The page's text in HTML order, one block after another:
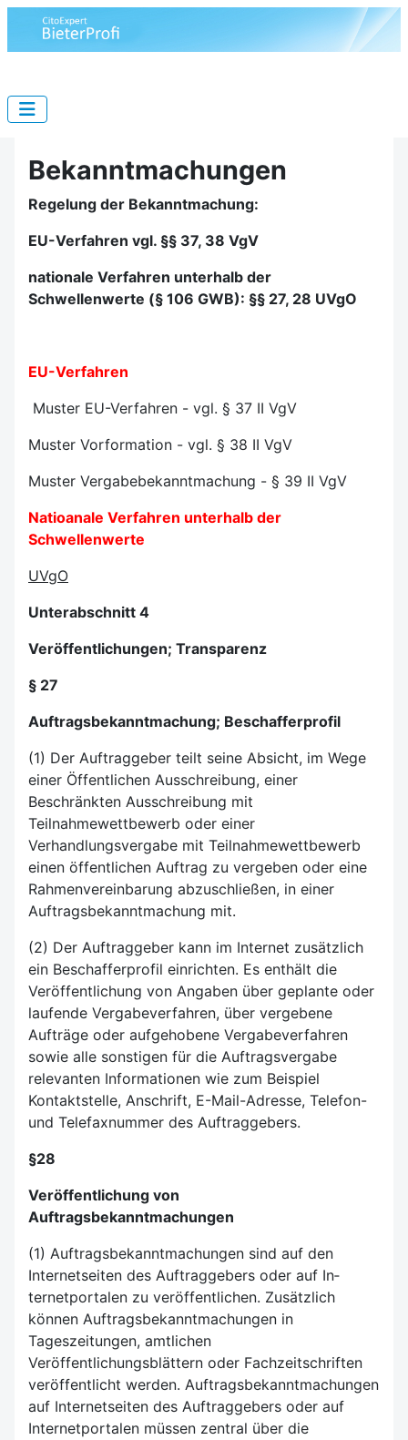
Bekanntmachungen
Regelung der Bekanntmachung:
EU-Verfahren vgl. §§ 37, 38 VgV
nationale Verfahren unterhalb der
Schwellenwerte (§ 106 GWB): §§ 27, 28 UVgO
EU-Verfahren
Muster EU-Verfahren - vgl. § 37 II VgV
Muster Vorformation - vgl. § 38 II VgV
Muster Vergabebekanntmachung - § 39 II VgV
Natioanale Verfahren unterhalb der
Schwellenwerte
UVgO
Unterabschnitt 4
Veröffentlichungen; Transparenz
§ 27
Auftragsbekanntmachung; Beschafferprofil
(1) Der Auftraggeber teilt seine Absicht, im Wege
einer Öffentlichen Ausschreibung, einer
Beschränkten Ausschreibung mit
Teilnahmewettbewerb oder einer
Verhandlungsvergabe mit Teilnahmewettbewerb
einen öffentlichen Auftrag zu vergeben oder eine
Rahmenvereinbarung abzuschließen, in einer
Auftragsbekanntmachung mit.
(2) Der Auftraggeber kann im Internet zusätzlich
ein Beschafferprofil einrichten. Es enthält die
Veröffentlichung von Angaben über geplante oder
laufende Vergabeverfahren, über vergebene
Aufträge oder aufgehobene Vergabeverfahren
sowie alle sonstigen für die Auftragsvergabe
relevanten Informationen wie zum Beispiel
Kontaktstelle, Anschrift, E-Mail-Adresse, Telefon-
und Telefaxnummer des Auftraggebers.
§28
Veröffentlichung von
Auftragsbekanntmachungen
(1) Auftragsbekanntmachungen sind auf den
Internetseiten des Auftraggebers oder auf In­
ternetportalen zu veröffentlichen. Zusätzlich
können Auftragsbekanntmachungen in
Tageszeitungen, amtlichen
Veröffentlichungsblättern oder Fachzeitschriften
veröffentlicht werden. Auf­tragsbekanntmachungen
auf Internetseiten des Auftraggebers oder auf
Internetportalen müssen zentral über die